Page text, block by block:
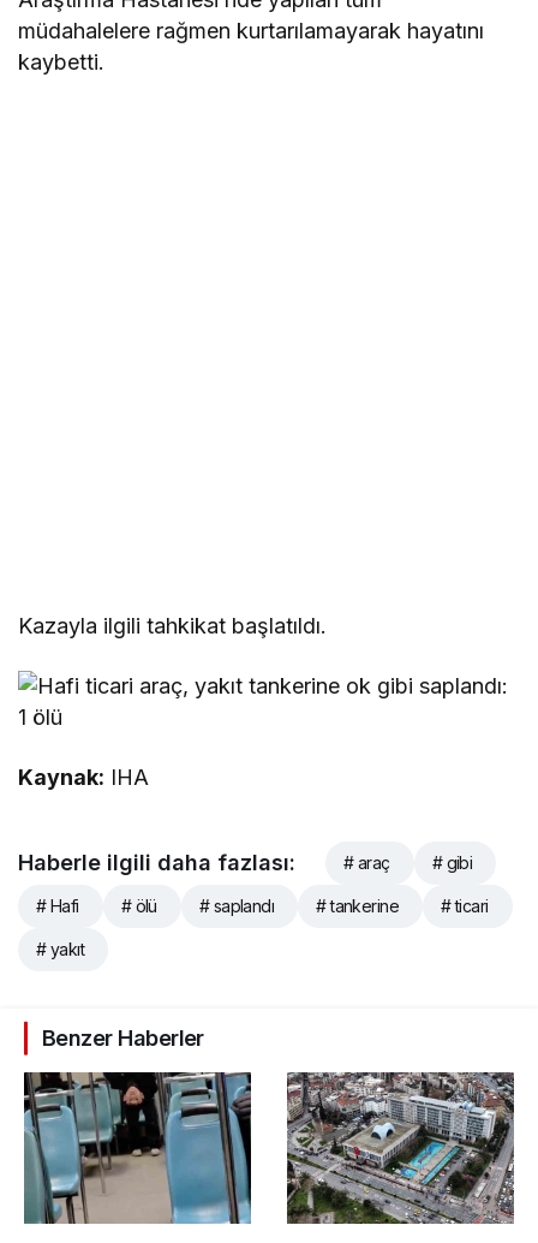
müdahalelere rağmen kurtarılamayarak hayatını
kaybetti.
Kazayla ilgili tahkikat başlatıldı.
Kaynak: IHA
Haberle ilgili daha fazlası: # araç # gibi
# Hafi # ölü # saplandı # tankerine # ticari
# yakıt
Benzer Haberler